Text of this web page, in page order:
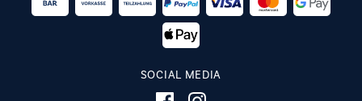
SOCIAL MEDIA